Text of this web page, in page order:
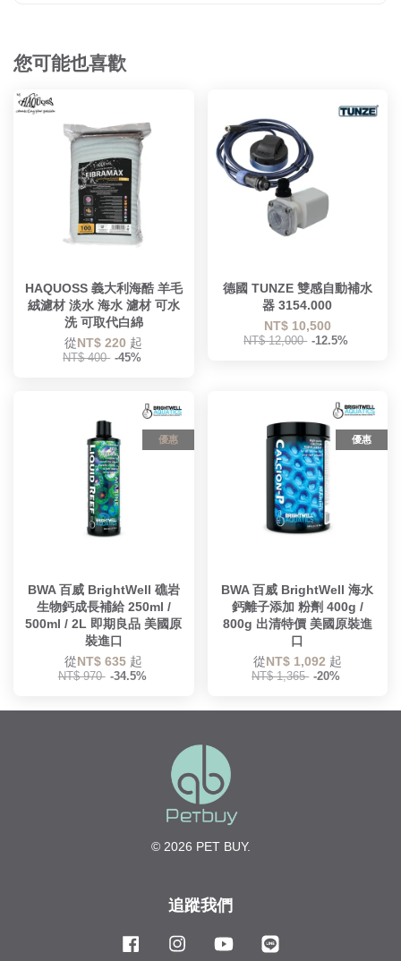
您可能也喜歡
HAQUOSS 義大利海酷 羊毛
絨濾材 淡水 海水 濾材 可水
洗 可取代白綿
從NT$ 220 起
NT$ 400 -45%
德國 TUNZE 雙感自動補水
器 3154.000
NT$ 10,500
NT$ 12,000 -12.5%
優惠
BWA 百威 BrightWell 礁岩
生物鈣成長補給 250ml /
500ml / 2L 即期良品 美國原
裝進口
從NT$ 635 起
NT$ 970 -34.5%
優惠
BWA 百威 BrightWell 海水
鈣離子添加 粉劑 400g /
800g 出清特價 美國原裝進
口
從NT$ 1,092 起
NT$ 1,365 -20%
© 2026 PET BUY.
追蹤我們
Facebook Instagram YouTube